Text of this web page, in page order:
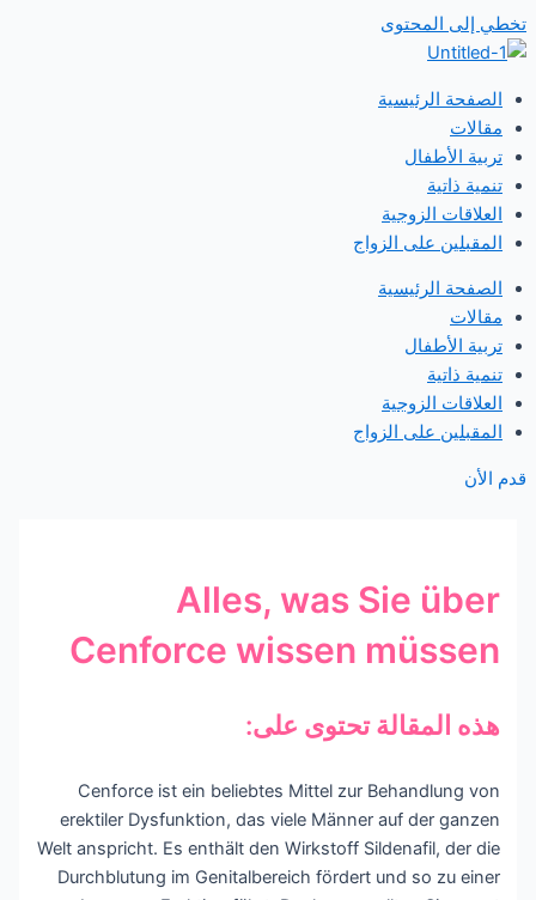
تخطي إلى المحتوى
الصفحة الرئيسية
مقالات
تربية الأطفال
تنمية ذاتية
العلاقات الزوجية
المقبلين على الزواج
الصفحة الرئيسية
مقالات
تربية الأطفال
تنمية ذاتية
العلاقات الزوجية
المقبلين على الزواج
قدم الأن
Alles, was Sie über
Cenforce wissen müssen
هذه المقالة تحتوى على:
Cenforce ist ein beliebtes Mittel zur Behandlung von
erektiler Dysfunktion, das viele Männer auf der ganzen
Welt anspricht. Es enthält den Wirkstoff Sildenafil, der die
Durchblutung im Genitalbereich fördert und so zu einer